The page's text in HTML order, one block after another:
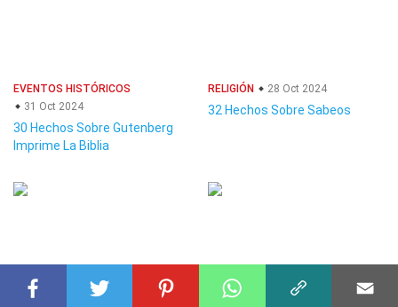
EVENTOS HISTÓRICOS
31 Oct 2024
30 Hechos Sobre Gutenberg
Imprime La Biblia
RELIGIÓN 28 Oct 2024
32 Hechos Sobre Sabeos